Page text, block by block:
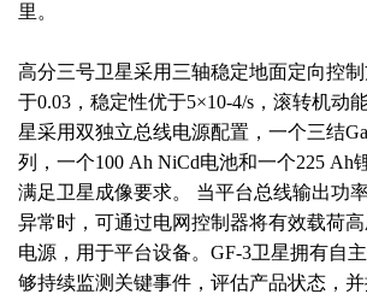
里。
高分三号卫星采用三轴稳定地面定向控
于0.03，稳定性优于5×10-4/s，滚转机动
星采用双独立总线电源配置，一个三结
列，一个100 Ah NiCd电池和一个225 Ah
满足卫星成像要求。 当平台总线输出功
异常时，可通过电网控制器将有效载荷
电源，用于平台设备。GF-3卫星拥有自
够持续监测关键事件，评估产品状态，